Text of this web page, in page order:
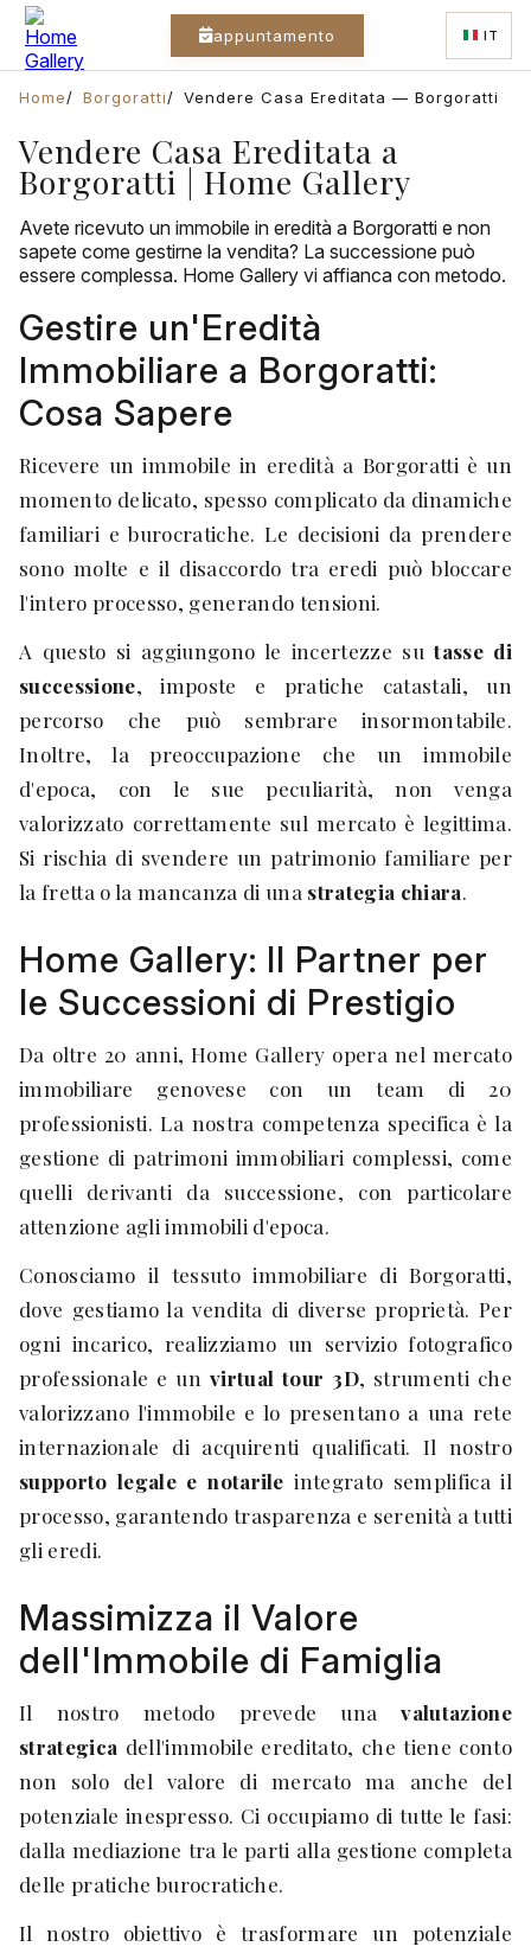
appuntamento IT
Home Borgoratti Vendere Casa Ereditata — Borgoratti
Vendere Casa Ereditata a
Borgoratti | Home Gallery
Avete ricevuto un immobile in eredità a Borgoratti e non
sapete come gestirne la vendita? La successione può
essere complessa. Home Gallery vi affianca con metodo.
Gestire un'Eredità
Immobiliare a Borgoratti:
Cosa Sapere
Ricevere un immobile in eredità a Borgoratti è un
momento delicato, spesso complicato da dinamiche
familiari e burocratiche. Le decisioni da prendere
sono molte e il disaccordo tra eredi può bloccare
l'intero processo, generando tensioni.
A questo si aggiungono le incertezze sutasse di
successione, imposte e pratiche catastali, un
percorso che può sembrare insormontabile.
Inoltre, la preoccupazione che un immobile
d'epoca, con le sue peculiarità, non venga
valorizzato correttamente sul mercato è legittima.
Si rischia di svendere un patrimonio familiare per
la fretta o la mancanza di una strategia chiara.
Home Gallery: Il Partner per
le Successioni di Prestigio
Da oltre 20 anni, Home Gallery opera nel mercato
immobiliare genovese con un team di 20
professionisti. La nostra competenza specifica è la
gestione di patrimoni immobiliari complessi, come
quelli derivanti da successione, con particolare
attenzione agli immobili d'epoca.
Conosciamo il tessuto immobiliare di Borgoratti,
dove gestiamo la vendita di diverse proprietà. Per
ogni incarico, realizziamo un servizio fotografico
professionale e un virtual tour 3D, strumenti che
valorizzano l'immobile e lo presentano a una rete
internazionale di acquirenti qualificati. Il nostro
supporto legale e notarile integrato semplifica il
processo, garantendo trasparenza e serenità a tutti
gli eredi.
Massimizza il Valore
dell'Immobile di Famiglia
Il nostro metodo prevede unavalutazione
strategica dell'immobile ereditato, che tiene conto
non solo del valore di mercato ma anche del
potenziale inespresso. Ci occupiamo di tutte le fasi:
dalla mediazione tra le parti alla gestione completa
delle pratiche burocratiche.
Il nostro obiettivo è trasformare un potenziale